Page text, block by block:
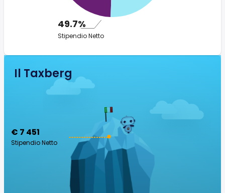
49.7%
Stipendio Netto
Il Taxberg
€ 7 451
Stipendio Netto